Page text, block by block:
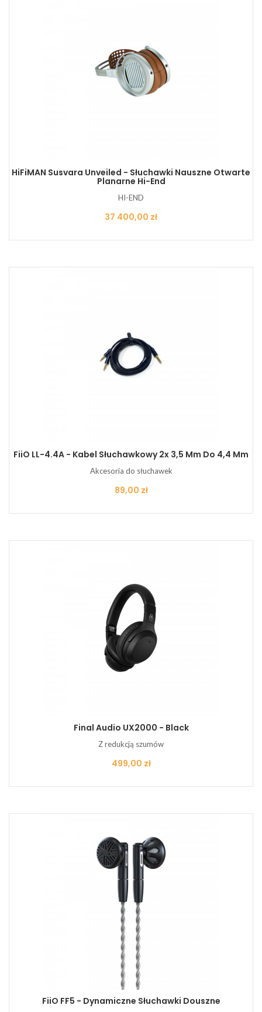
HiFiMAN Susvara Unveiled - Słuchawki Nauszne Otwarte
Planarne Hi-End
HI-END
Cena
37 400,00 zł
FiiO LL-4.4A - Kabel Słuchawkowy 2x 3,5 Mm Do 4,4 Mm
Akcesoria do słuchawek
Cena
89,00 zł
Final Audio UX2000 - Black
Z redukcją szumów
Cena
499,00 zł
FiiO FF5 - Dynamiczne Słuchawki Douszne